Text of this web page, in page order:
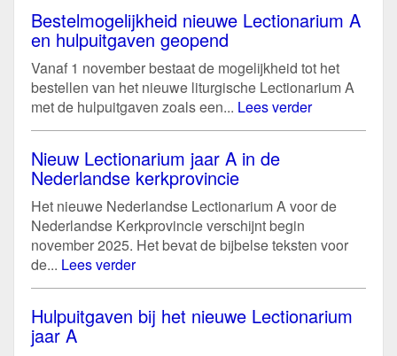
Bestelmogelijkheid nieuwe Lectionarium A
en hulpuitgaven geopend
Vanaf 1 november bestaat de mogelijkheid tot het
bestellen van het nieuwe liturgische Lectionarium A
met de hulpuitgaven zoals een... Lees verder
Nieuw Lectionarium jaar A in de
Nederlandse kerkprovincie
Het nieuwe Nederlandse Lectionarium A voor de
Nederlandse Kerkprovincie verschijnt begin
november 2025. Het bevat de bijbelse teksten voor
de... Lees verder
Hulpuitgaven bij het nieuwe Lectionarium
jaar A